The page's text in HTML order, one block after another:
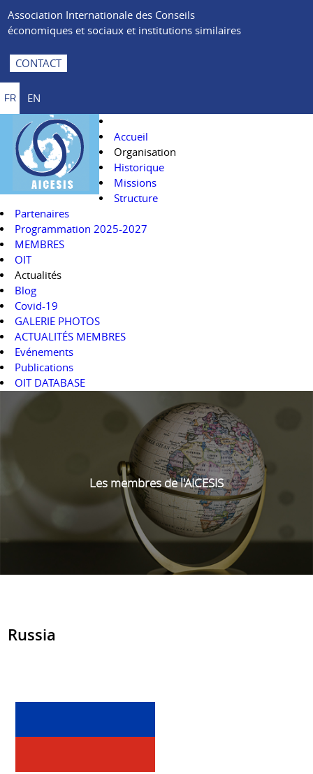
Association Internationale des Conseils
économiques et sociaux et institutions similaires
CONTACT
FR EN
Accueil
Organisation
Historique
Missions
Structure
Partenaires
Programmation 2025-2027
MEMBRES
OIT
Actualités
Blog
Covid-19
GALERIE PHOTOS
ACTUALITÉS MEMBRES
Evénements
Publications
OIT DATABASE
Les membres de l'AICESIS
Russia